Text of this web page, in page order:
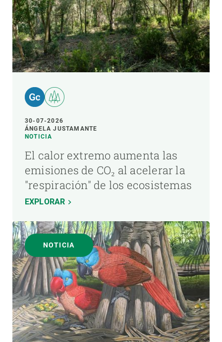
30-07-2026
ÁNGELA JUSTAMANTE
NOTICIA
El calor extremo aumenta las
emisiones de CO₂ al acelerar la
"respiración" de los ecosistemas
EXPLORAR
NOTICIA